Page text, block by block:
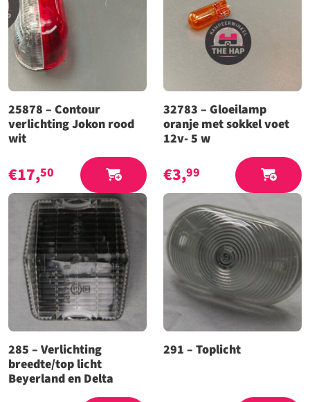
25878 – Contour
verlichting Jokon rood
wit
€17,50
32783 – Gloeilamp
oranje met sokkel voet
12v- 5 w
€3,99
285 – Verlichting
breedte/top licht
Beyerland en Delta
291 – Toplicht